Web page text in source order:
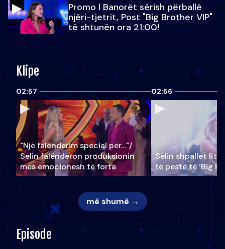
Promo l Banorët sërish përballë
njëri-tjetrit, Post "Big Brother VIP"
të shtunën ora 21:00!
Klipe
02:57
"Një falenderim special për…"/
Selin falënderon produksionin
mes emocionesh të forta
02:56
Selin shpallet
të pestë të ‘Big
më shumë →
Episode